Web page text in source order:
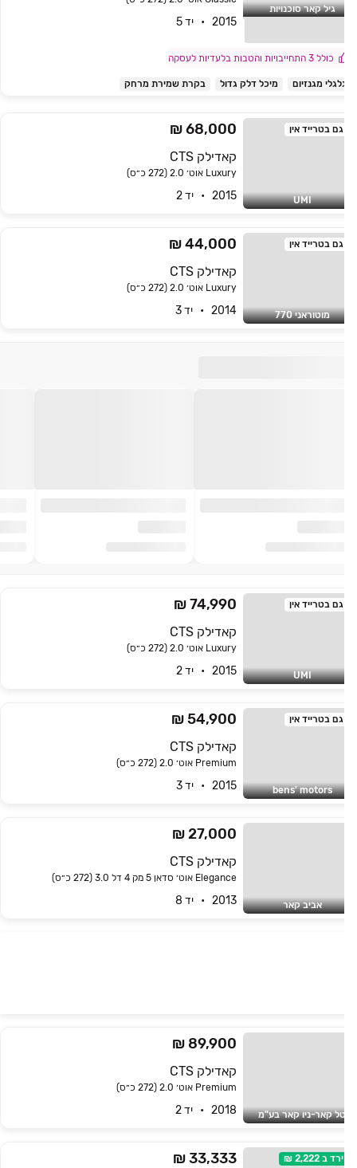
גיל קאר סוכנויות
2015   •   יד 5
כולל 3 התחייבויות והטבות בלעדיות לעסקה
מגנזיום מיכל דלק גדול בקרת שמירת מרחק
גם בטרייד אין
UMI
קאדילק CTS
Luxury אוט׳ 2.0 (272 כ״ס)
2015   •   יד 2
68,000 ₪
גם בטרייד אין
מוטוראני 770
קאדילק CTS
Luxury אוט׳ 2.0 (272 כ״ס)
2014   •   יד 3
44,000 ₪
גם בטרייד אין
UMI
קאדילק CTS
Luxury אוט׳ 2.0 (272 כ״ס)
2015   •   יד 2
74,990 ₪
גם בטרייד אין
bens' motors
קאדילק CTS
Premium אוט׳ 2.0 (272 כ״ס)
2015   •   יד 3
54,900 ₪
אביב קאר
קאדילק CTS
Elegance אוט׳ סדאן 5 מק 4 דל 3.0 (272 כ״ס)
2013   •   יד 8
27,000 ₪
קאר-ניו קאר בע"מ
קאדילק CTS
Premium אוט׳ 2.0 (272 כ״ס)
2018   •   יד 2
89,900 ₪
ירד ב 2,222 ₪
33,333 ₪